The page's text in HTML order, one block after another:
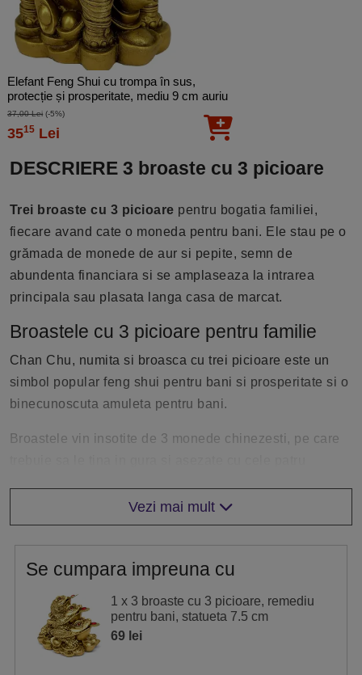
Elefant Feng Shui cu trompa în sus,
protecție și prosperitate, mediu 9 cm auriu
37,00 Lei (-5%)
3515 Lei
DESCRIERE 3 broaste cu 3 picioare
Trei broaste cu 3 picioare pentru bogatia familiei,
fiecare avand cate o moneda pentru bani. Ele stau pe o
grămada de monede de aur si pepite, semn de
abundenta financiara si se amplaseaza la intrarea
principala sau plasata langa casa de marcat.
Broastele cu 3 picioare pentru familie
Chan Chu, numita si broasca cu trei picioare este un
simbol popular feng shui pentru bani si prosperitate si o
binecunoscuta amuleta pentru bani.
Broastele vin insotite de 3 monede chinezesti, pe care
pozitiva pentru bani.
Broastele cu 3 picioare se asaza in apropierea solului,
trebuie sa stea cu fata direct inspre usa pentru a nu da
averea afara din casa.
Vezi mai mult
Se cumpara impreuna cu
1 x 3 broaste cu 3 picioare, remediu
pentru bani, statueta 7.5 cm
69 lei